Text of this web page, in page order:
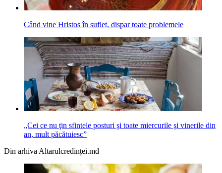
Când vine Hristos în suflet, dispar toate problemele
„Cei ce nu ţin sfintele posturi şi toate miercurile şi vinerile din
an, mult păcătuiesc”
Din arhiva Altarulcredinței.md